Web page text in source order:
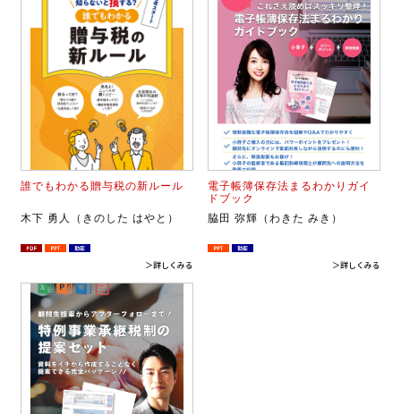
誰でもわかる贈与税の新ルール
木下 勇人（きのした はやと）
＞詳しくみる
電子帳簿保存法まるわかりガイ
ドブック
脇田 弥輝（わきた みき）
＞詳しくみる